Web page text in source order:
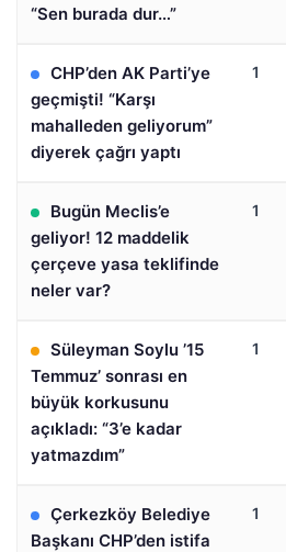
“Sen burada dur…”
CHP’den AK Parti’ye
geçmişti! “Karşı
mahalleden geliyorum”
diyerek çağrı yaptı
1
Bugün Meclis’e
geliyor! 12 maddelik
çerçeve yasa teklifinde
neler var?
1
Süleyman Soylu ’15
Temmuz’ sonrası en
büyük korkusunu
açıkladı: “3’e kadar
yatmazdım”
1
Çerkezköy Belediye
Başkanı CHP’den istifa
1